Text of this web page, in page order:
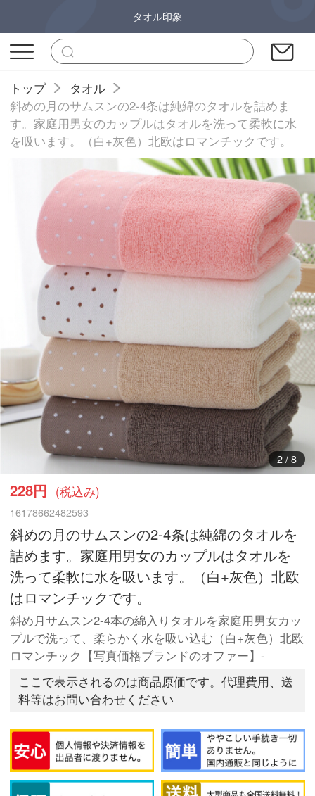
タオル印象
トップ
タオル
斜めの月のサムスンの2-4条は純綿のタオルを詰めま
す。家庭用男女のカップルはタオルを洗って柔軟に水
を吸います。（白+灰色）北欧はロマンチックです。
3/ 8
228円 (税込み)
16178662482593
斜めの月のサムスンの2-4条は純綿のタオルを
詰めます。家庭用男女のカップルはタオルを
洗って柔軟に水を吸います。（白+灰色）北欧
はロマンチックです。
斜め月サムスン2-4本の綿入りタオルを家庭用男女カッ
プルで洗って、柔らかく水を吸い込む（白+灰色）北欧
ロマンチック【写真価格ブランドのオファー】-
ここで表示されるのは商品原価です。代理費用、送
料等はお問い合わせください